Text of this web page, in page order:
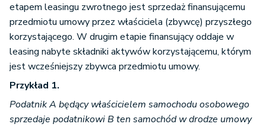
etapem leasingu zwrotnego jest sprzedaż finansującemu
przedmiotu umowy przez właściciela (zbywcę) przyszłego
korzystającego. W drugim etapie finansujący oddaje w
leasing nabyte składniki aktywów korzystającemu, którym
jest wcześniejszy zbywca przedmiotu umowy.
Przykład 1.
Podatnik A będący właścicielem samochodu osobowego
sprzedaje podatnikowi B ten samochód w drodze umowy